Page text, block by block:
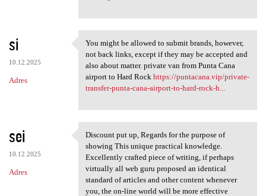
si
10.12.2025
Adres
You might be allowed to
You might be allowed to submit brands, however,
not back links, except if they may be accepted and
also about matter. private van from Punta Cana
airport to Hard Rock https://puntacana.vip/private-
transfer-punta-cana-airport-to-hard-rock-h...
sei
10.12.2025
Adres
Discount put up, Regards for
Discount put up, Regards for the purpose of
showing This unique practical knowledge.
Excellently crafted piece of writing, if perhaps
virtually all web guru proposed an identical
standard of articles and other content whenever
you, the on-line world will be more effective